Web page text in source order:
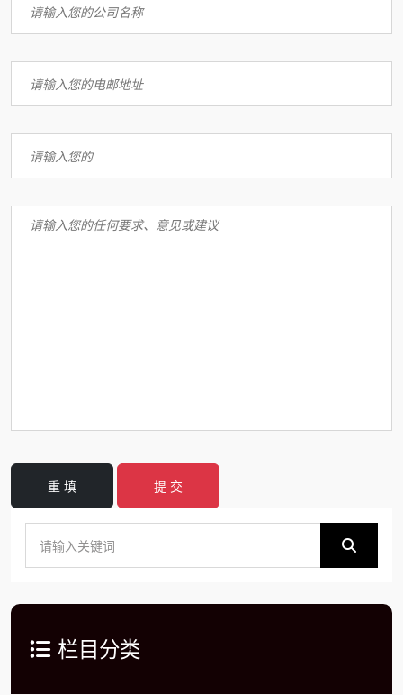
重 填 提 交
栏目分类